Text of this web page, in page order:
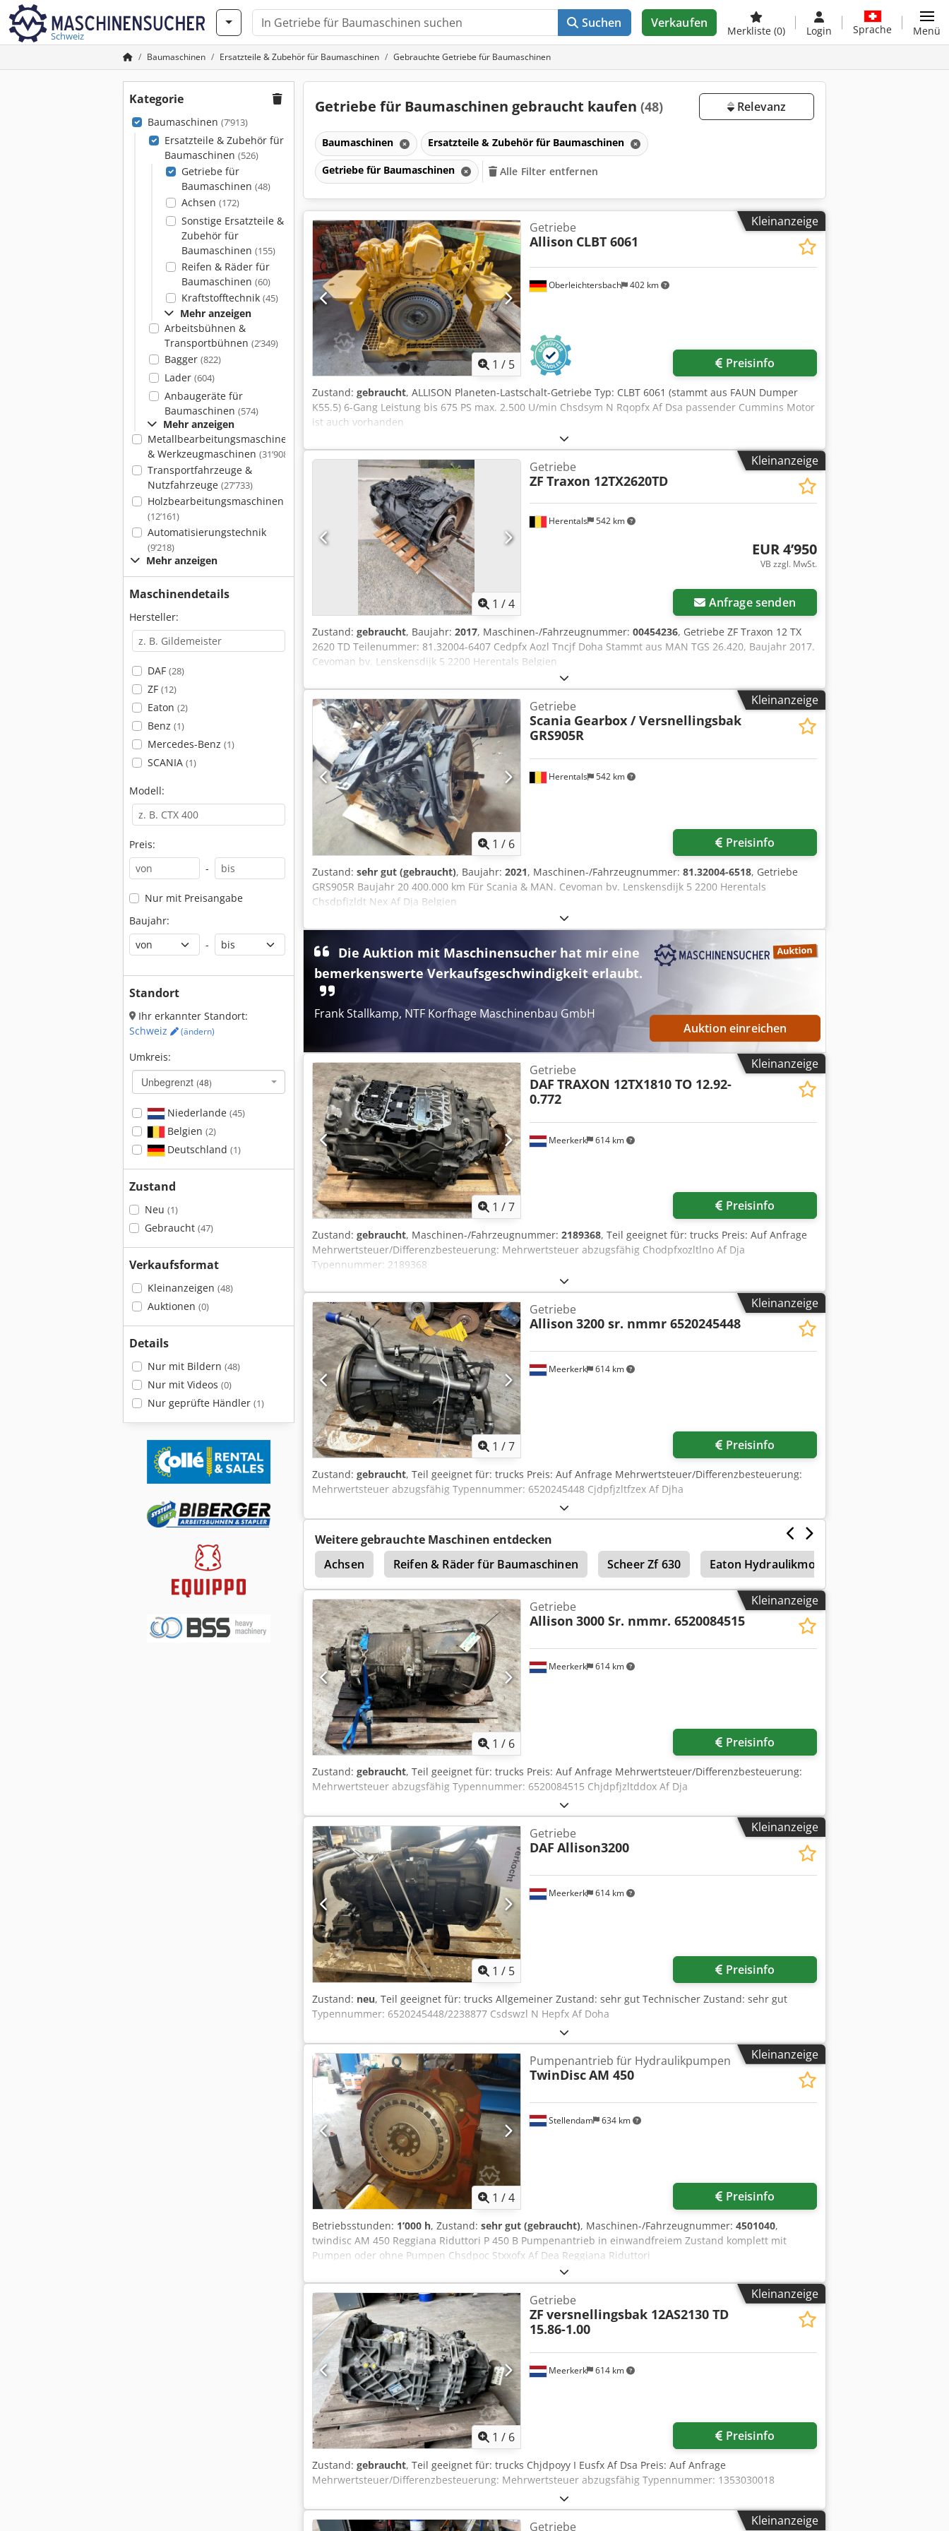
Schweiz
Suchen Verkaufen
Merkliste (0) Login Sprache Menü
Baumaschinen Ersatzteile & Zubehör für Baumaschinen Gebrauchte Getriebe für Baumaschinen
Kategorie
Baumaschinen (7’913)
Ersatzteile & Zubehör für
Baumaschinen (526)
Getriebe für
Baumaschinen (48)
Achsen (172)
Sonstige Ersatzteile &
Zubehör für
Baumaschinen (155)
Reifen & Räder für
Baumaschinen (60)
Kraftstofftechnik (45)
Mehr anzeigen
Arbeitsbühnen &
Transportbühnen (2’349)
Bagger (822)
Lader (604)
Anbaugeräte für
Baumaschinen (574)
Mehr anzeigen
Metallbearbeitungsmaschinen
& Werkzeugmaschinen (31’908)
Transportfahrzeuge &
Nutzfahrzeuge (27’733)
Holzbearbeitungsmaschinen
(12’161)
Automatisierungstechnik
(9’218)
Mehr anzeigen
Maschinendetails
Hersteller:
DAF (28)
ZF (12)
Eaton (2)
Benz (1)
Mercedes-Benz (1)
SCANIA (1)
Modell:
Preis:
-
Nur mit Preisangabe
Baujahr:
-
Standort
Ihr erkannter Standort:
Schweiz
(ändern)
Umkreis:
Unbegrenzt (48)
Niederlande (45)
Belgien (2)
Deutschland (1)
Zustand
Neu (1)
Gebraucht (47)
Verkaufsformat
Kleinanzeigen (48)
Auktionen (0)
Details
Nur mit Bildern (48)
Nur mit Videos (0)
Nur geprüfte Händler (1)
Getriebe für Baumaschinen gebraucht kaufen (48) Relevanz
Baumaschinen Ersatzteile & Zubehör für Baumaschinen
Getriebe für Baumaschinen Alle Filter entfernen
Kleinanzeige
1 / 5
Oberleichtersbach 402 km
Getriebe
Allison CLBT 6061
Preisinfo
Zustand: gebraucht, ALLISON Planeten-Lastschalt-Getriebe Typ: CLBT 6061 (stammt aus FAUN Dumper
K55.5) 6-Gang Leistung bis 675 PS max. 2.500 U/min Chsdsym N Rqopfx Af Dsa passender Cummins Motor
ist auch vorhanden
Kleinanzeige
1 /4
Herentals 542 km
Getriebe
ZF Traxon 12TX2620TD
EUR 4’950
VB zzgl. MwSt.
Anfrage senden
Zustand: gebraucht, Baujahr: 2017, Maschinen-/Fahrzeugnummer: 00454236, Getriebe ZF Traxon 12 TX
2620 TD Teilenummer: 81.32004-6407 Cedpfx Aozl Tncjf Doha Stammt aus MAN TGS 26.420, Baujahr 2017.
Cevoman bv. Lenskensdijk 5 2200 Herentals Belgien
Kleinanzeige
1 / 6
Herentals 542 km
Getriebe
Scania Gearbox / Versnellingsbak
GRS905R
Preisinfo
Zustand: sehr gut (gebraucht), Baujahr: 2021, Maschinen-/Fahrzeugnummer: 81.32004-6518, Getriebe
GRS905R Baujahr 20 400.000 km Für Scania & MAN. Cevoman bv. Lenskensdijk 5 2200 Herentals
Chsdpfjzldt Nex Af Dja Belgien
Die Auktion mit Maschinensucher hat mir eine
bemerkenswerte Verkaufsgeschwindigkeit erlaubt.
Frank Stallkamp, NTF Korfhage Maschinenbau GmbH
Auktion einreichen
Kleinanzeige
1 /7
Meerkerk 614 km
Getriebe
DAF TRAXON 12TX1810 TO 12.92-
0.772
Preisinfo
Zustand: gebraucht, Maschinen-/Fahrzeugnummer: 2189368, Teil geeignet für: trucks Preis: Auf Anfrage
Mehrwertsteuer/Differenzbesteuerung: Mehrwertsteuer abzugsfähig Chodpfxozltlno Af Dja
Typennummer: 2189368
Kleinanzeige
1 /7
Meerkerk 614 km
Getriebe
Allison 3200 sr. nmmr 6520245448
Preisinfo
Zustand: gebraucht, Teil geeignet für: trucks Preis: Auf Anfrage Mehrwertsteuer/Differenzbesteuerung:
Mehrwertsteuer abzugsfähig Typennummer: 6520245448 Cjdpfjzltfzex Af Djha
Weitere gebrauchte Maschinen entdecken
Achsen
Reifen & Räder für Baumaschinen Scheer Zf 630 Eaton Hydraulikmotor
Eaton
Kleinanzeige
1 / 6
Meerkerk 614 km
Getriebe
Allison 3000 Sr. nmmr. 6520084515
Preisinfo
Zustand: gebraucht, Teil geeignet für: trucks Preis: Auf Anfrage Mehrwertsteuer/Differenzbesteuerung:
Mehrwertsteuer abzugsfähig Typennummer: 6520084515 Chjdpfjzltddox Af Dja
Kleinanzeige
1 / 5
Meerkerk 614 km
Getriebe
DAF Allison3200
Preisinfo
Zustand: neu, Teil geeignet für: trucks Allgemeiner Zustand: sehr gut Technischer Zustand: sehr gut
Typennummer: 6520245448/2238877 Csdswzl N Hepfx Af Doha
Kleinanzeige
1 /4
Stellendam 634 km
Pumpenantrieb für Hydraulikpumpen
TwinDiscAM 450
Preisinfo
Betriebsstunden: 1’000 h, Zustand: sehr gut (gebraucht), Maschinen-/Fahrzeugnummer: 4501040,
twindisc AM 450 Reggiana Riduttori P 450 B Pumpenantrieb in einwandfreiem Zustand komplett mit
Pumpen oder ohne Pumpen Chsdpoc Stxxofx Af Dea Reggiana Riduttori
Kleinanzeige
1 / 6
Meerkerk 614 km
Getriebe
ZF versnellingsbak 12AS2130 TD
15.86-1.00
Preisinfo
Zustand: gebraucht, Teil geeignet für: trucks Chjdpoyy I Eusfx Af Dsa Preis: Auf Anfrage
Mehrwertsteuer/Differenzbesteuerung: Mehrwertsteuer abzugsfähig Typennummer: 1353030018
Kleinanzeige
Getriebe